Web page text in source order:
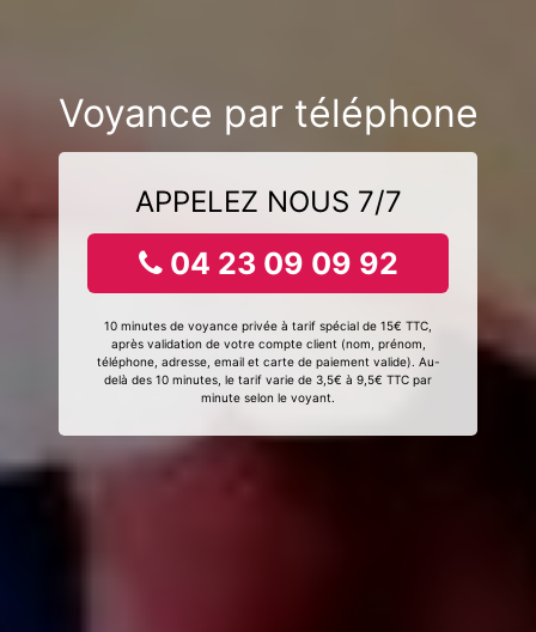
Voyance par téléphone
APPELEZ NOUS 7/7
04 23 09 09 92
10 minutes de voyance privée à tarif spécial de 15€ TTC,
après validation de votre compte client (nom, prénom,
téléphone, adresse, email et carte de paiement valide). Au-
delà des 10 minutes, le tarif varie de 3,5€ à 9,5€ TTC par
minute selon le voyant.